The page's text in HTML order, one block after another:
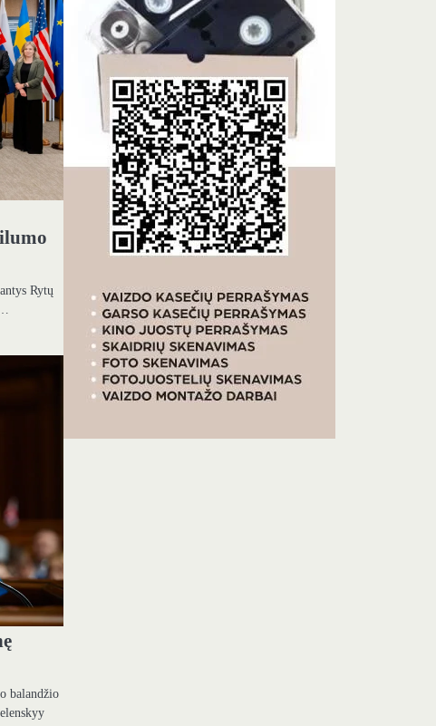
Rytų
balandžio